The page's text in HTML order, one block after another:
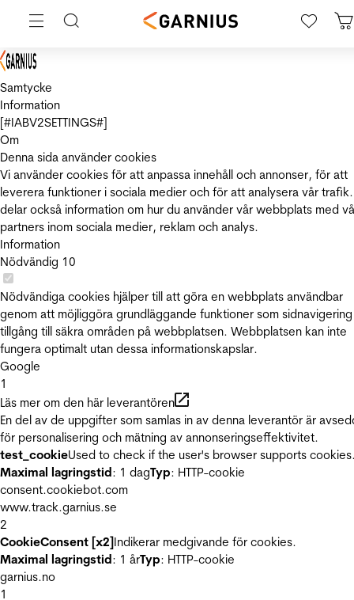
Samtycke
Information
[#IABV2SETTINGS#]
Om
Denna sida använder cookies
Vi använder cookies för att anpassa innehåll och annonser, för att
leverera funktioner i sociala medier och för att analysera vår
delar också information om hur du använder vår webbplats med
partners inom sociala medier, reklam och analys.
Information
Nödvändig 10
Nödvändiga cookies hjälper till att göra en webbplats användbar
genom att möjliggöra grundläggande funktioner som
tillgång till säkra områden på webbplatsen. Webbplatsen kan inte
fungera optimalt utan dessa informationskapslar.
Google
1
Läs mer om den här leverantören
En del av de uppgifter som samlas in av denna leverantör är
för personalisering och mätning av annonseringseffektivitet.
test_cookieUsed to check if the user's browser supports
Maximal lagringstid: 1 dagTyp: HTTP-cookie
consent.cookiebot.com
www.track.garnius.se
2
CookieConsent [x2]Indikerar medgivande för cookies.
Maximal lagringstid: 1 årTyp: HTTP-cookie
garnius.no
1